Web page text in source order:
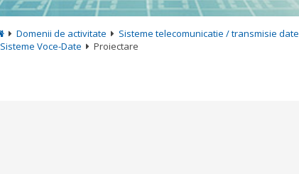
Domenii de activitate
Sisteme telecomunicatie / transmisie date
Sisteme Voce-Date
Proiectare